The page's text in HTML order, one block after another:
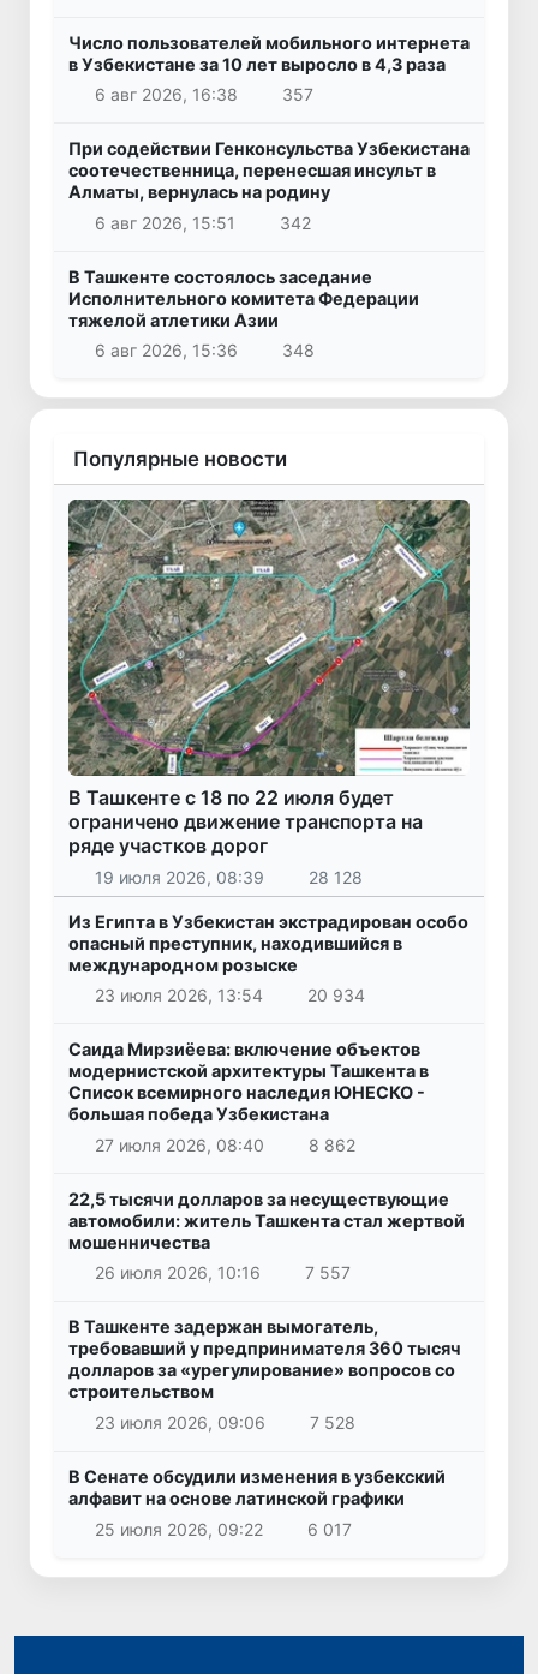
Число пользователей мобильного интернета
в Узбекистане за 10 лет выросло в 4,3 раза
6 авг 2026, 16:38
357
При содействии Генконсульства Узбекистана
соотечественница, перенесшая инсульт в
Алматы, вернулась на родину
6 авг 2026, 15:51
342
В Ташкенте состоялось заседание
Исполнительного комитета Федерации
тяжелой атлетики Азии
6 авг 2026, 15:36
348
Популярные новости
В Ташкенте с 18 по 22 июля будет
ограничено движение транспорта на
ряде участков дорог
19 июля 2026, 08:39 28 128
Из Египта в Узбекистан экстрадирован особо
опасный преступник, находившийся в
международном розыске
23 июля 2026, 13:54
20 934
Саида Мирзиёева: включение объектов
модернистской архитектуры Ташкента в
Список всемирного наследия ЮНЕСКО -
большая победа Узбекистана
27 июля 2026, 08:40
8 862
22,5 тысячи долларов за несуществующие
автомобили: житель Ташкента стал жертвой
мошенничества
26 июля 2026, 10:16
7 557
В Ташкенте задержан вымогатель,
требовавший у предпринимателя 360 тысяч
долларов за «урегулирование» вопросов со
строительством
23 июля 2026, 09:06
7 528
В Сенате обсудили изменения в узбекский
алфавит на основе латинской графики
25 июля 2026, 09:22
6 017